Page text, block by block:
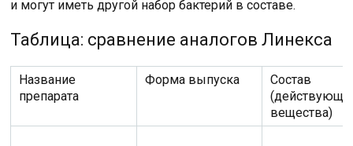
и могут иметь другой набор бактерий в составе.
Таблица: сравнение аналогов Линекса
Название
препарата
Форма выпуска
Состав
вещества)